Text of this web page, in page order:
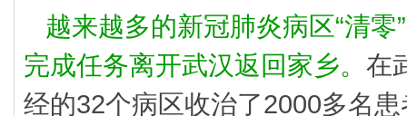
越来越多的新冠肺炎病区“清
完成任务离开武汉返回家乡。 在
经的32个病区收治了2000多名